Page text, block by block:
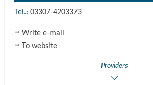
Tel.: 03307-4203373
Write e-mail
To website
Providers